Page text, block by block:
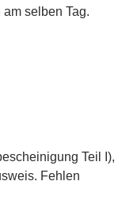
selben Tag.
Teil I),
Fehlen